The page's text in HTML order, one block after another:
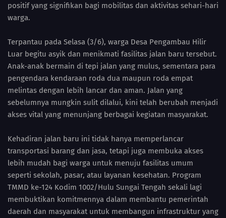
positif yang signifikan bagi mobilitas dan aktivitas sehari-hari
warga.
Terpantau pada Selasa (3/6), warga Desa Pengambau Hilir
Luar begitu asyik dan menikmati fasilitas jalan baru tersebut.
Anak-anak bermain di tepi jalan yang mulus, sementara para
pengendara kendaraan roda dua maupun roda empat
melintas dengan lebih lancar dan aman. Jalan yang
sebelumnya mungkin sulit dilalui, kini telah berubah menjadi
akses vital yang menunjang berbagai kegiatan masyarakat.
Kehadiran jalan baru ini tidak hanya memperlancar
transportasi barang dan jasa, tetapi juga membuka akses
lebih mudah bagi warga untuk menuju fasilitas umum
seperti sekolah, pasar, atau layanan kesehatan. Program
TMMD ke-124 Kodim 1002/Hulu Sungai Tengah sekali lagi
membuktikan komitmennya dalam membantu pemerintah
daerah dan masyarakat untuk membangun infrastruktur yang